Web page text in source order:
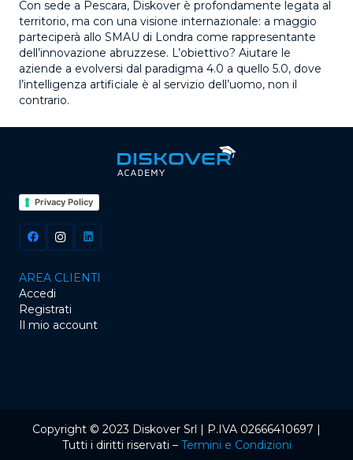
Con sede a Pescara, Diskover è profondamente legata al
territorio, ma con una visione internazionale: a maggio
parteciperà allo SMAU di Londra come rappresentante
dell’innovazione abruzzese. L’obiettivo? Aiutare le
aziende a evolversi dal paradigma 4.0 a quello 5.0, dove
l’intelligenza artificiale è al servizio dell’uomo, non il
contrario.
Privacy Policy
AREA CLIENTI
Accedi
Registrati
Il mio account
Copyright © 2023 Diskover Srl | P.IVA 02666410697 |
Tutti i diritti riservati – Termini e Condizioni